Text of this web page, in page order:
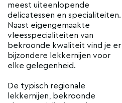
meest uiteenlopende
delicatessen en specialiteiten.
Naast eigengemaakte
vleesspecialiteiten van
bekroonde kwaliteit vind je er
bijzondere lekkernijen voor
elke gelegenheid.
De typisch regionale
lekkernijen, bekroonde